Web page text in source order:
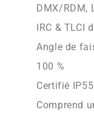
DMX/RDM,
IRC & TLCI
Angle de
100 %
Certifié
Comprend